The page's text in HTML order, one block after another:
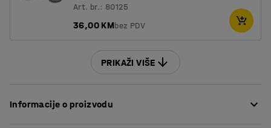
Art. br.: 80125
36,00 KMbez PDV
PRIKAŽI VIŠE
Informacije o proizvodu